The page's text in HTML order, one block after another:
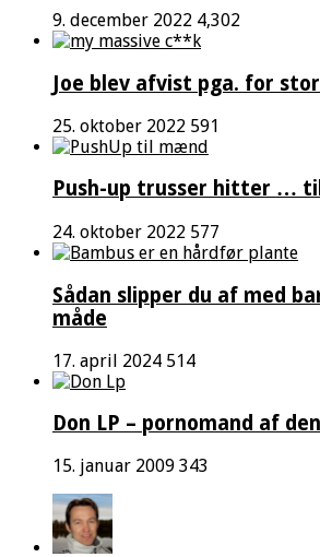
9. december 2022 4,302
Joe blev afvist pga. for
25. oktober 2022 591
Push-up trusser hitter …
24. oktober 2022 577
Sådan slipper du af med
måde
17. april 2024 514
Don LP – pornomand af
15. januar 2009 343